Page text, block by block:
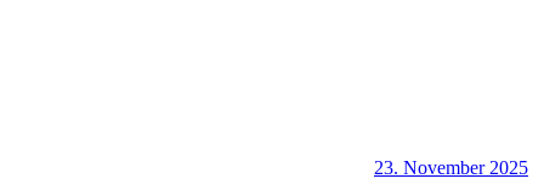
23. November 2025